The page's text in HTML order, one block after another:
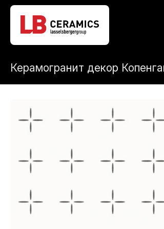
Керамогранит декор